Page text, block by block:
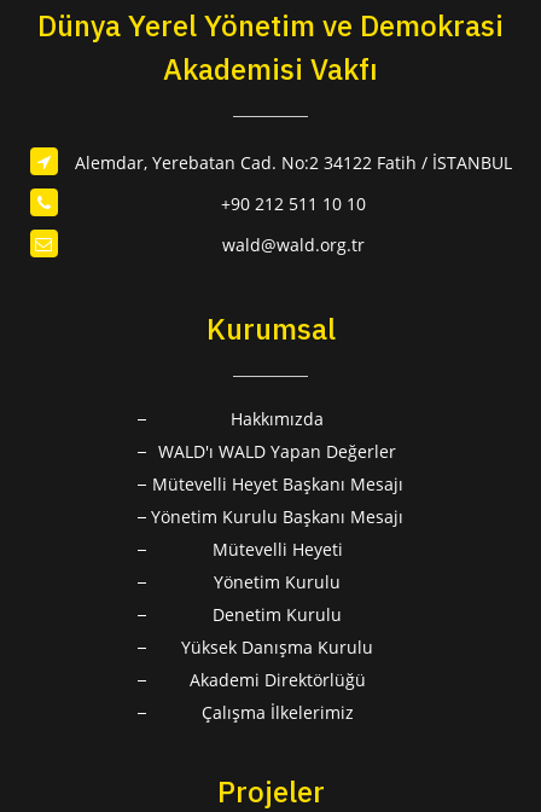
Dünya Yerel Yönetim ve Demokrasi
Akademisi Vakfı
Alemdar, Yerebatan Cad. No:2 34122 Fatih / İSTANBUL
+90 212 511 10 10
wald@wald.org.tr
Kurumsal
Hakkımızda
WALD'ı WALD Yapan Değerler
Mütevelli Heyet Başkanı Mesajı
Yönetim Kurulu Başkanı Mesajı
Mütevelli Heyeti
Yönetim Kurulu
Denetim Kurulu
Yüksek Danışma Kurulu
Akademi Direktörlüğü
Çalışma İlkelerimiz
Projeler